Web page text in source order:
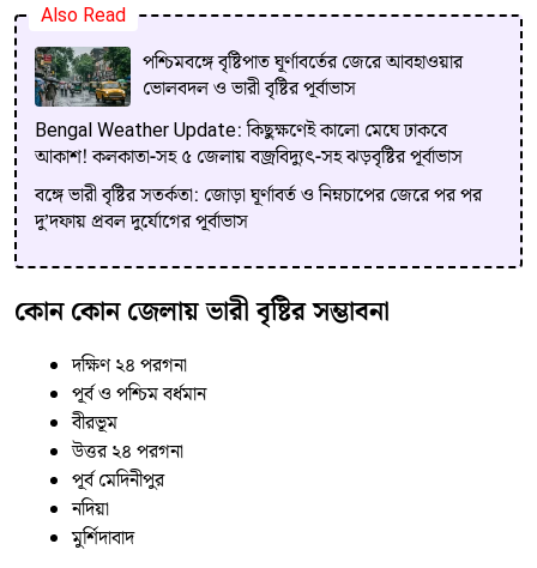
Also Read
পশ্চিমবঙ্গে বৃষ্টিপাত ঘূর্ণাবর্তের জেরে আবহাওয়ার
ভোলবদল ও ভারী বৃষ্টির পূর্বাভাস
Bengal Weather Update: কিছুক্ষণেই কালো মেঘে ঢাকবে
আকাশ! কলকাতা-সহ ৫ জেলায় বজ্রবিদ্যুৎ-সহ ঝড়বৃষ্টির পূর্বাভাস
বঙ্গে ভারী বৃষ্টির সতর্কতা: জোড়া ঘূর্ণাবর্ত ও নিম্নচাপের জেরে পর পর
দু’দফায় প্রবল দুর্যোগের পূর্বাভাস
কোন কোন জেলায় ভারী বৃষ্টির সম্ভাবনা
দক্ষিণ ২৪ পরগনা
পূর্ব ও পশ্চিম বর্ধমান
বীরভূম
উত্তর ২৪ পরগনা
পূর্ব মেদিনীপুর
নদিয়া
মুর্শিদাবাদ